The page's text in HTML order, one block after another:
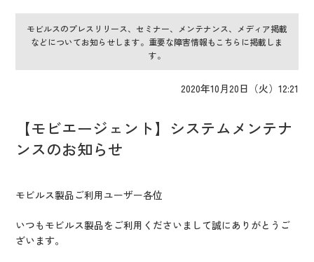
導入事例
ユースケース
お知らせ
お役立ち資料
会社案内
IR情報
CX向上情報サイト
モビルスのプレスリリース、セミナー、メンテナンス、メディア掲載
などについてお知らせします。重要な障害情報もこちらに掲載しま
す。
2020年10月20日（火）12:21
【モビエージェント】システムメンテナ
ンスのお知らせ
モビルス製品ご利用ユーザー各位
いつもモビルス製品をご利用くださいまして誠にありがとうご
ざいます。